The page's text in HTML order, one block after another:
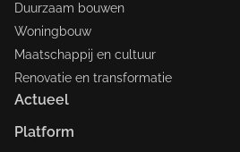
Duurzaam bouwen
Woningbouw
Maatschappij en cultuur
Renovatie en transformatie
Actueel
Platform